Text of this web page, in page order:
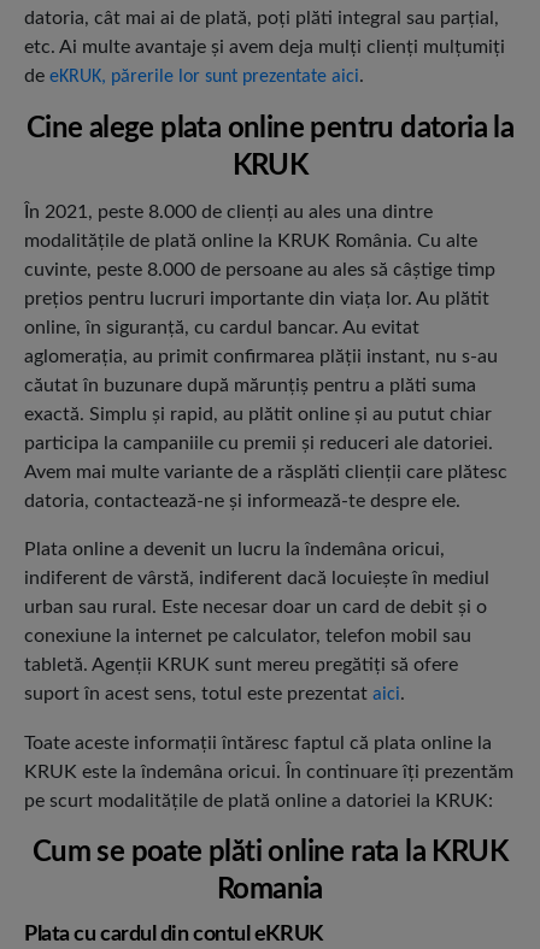
datoria, cât mai ai de plată, poţi plăti integral sau parţial,
etc. Ai multe avantaje şi avem deja mulţi clienţi mulţumiţi
de eKRUK, părerile lor sunt prezentate aici.
Cine alege plata online pentru datoria la
KRUK
În 2021, peste 8.000 de clienţi au ales una dintre
modalităţile de plată online la KRUK România. Cu alte
cuvinte, peste 8.000 de persoane au ales să câştige timp
preţios pentru lucruri importante din viaţa lor. Au plătit
online, în siguranţă, cu cardul bancar. Au evitat
aglomeraţia, au primit confirmarea plăţii instant, nu s-au
căutat în buzunare după mărunţiş pentru a plăti suma
exactă. Simplu şi rapid, au plătit online şi au putut chiar
participa la campaniile cu premii şi reduceri ale datoriei.
Avem mai multe variante de a răsplăti clienţii care plătesc
datoria, contactează-ne şi informează-te despre ele.
Plata online a devenit un lucru la îndemâna oricui,
indiferent de vârstă, indiferent dacă locuieşte în mediul
urban sau rural. Este necesar doar un card de debit şi o
conexiune la internet pe calculator, telefon mobil sau
tabletă. Agenţii KRUK sunt mereu pregătiţi să ofere
suport în acest sens, totul este prezentat aici.
Toate aceste informaţii întăresc faptul că plata online la
KRUK este la îndemâna oricui. În continuare îţi prezentăm
pe scurt modalităţile de plată online a datoriei la KRUK:
Cum se poate plăti online rata la KRUK
Romania
Plata cu cardul din contul eKRUK